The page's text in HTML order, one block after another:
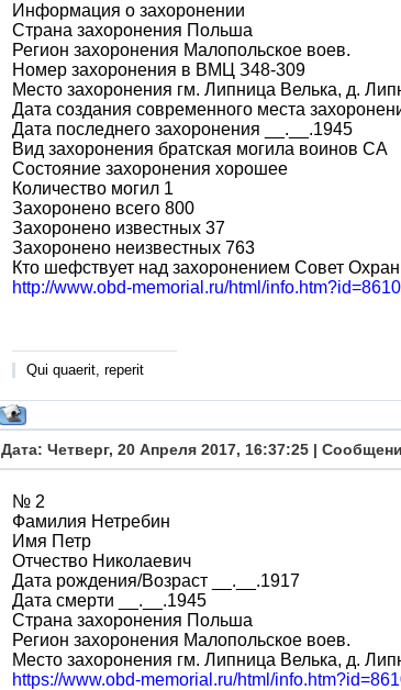
Информация о захоронении
Страна захоронения Польша
Регион захоронения Малопольское воев.
Номер захоронения в ВМЦ З48-309
Место захоронения гм. Липница Велька, д.
Дата создания современного места
Дата последнего захоронения __.__.1945
Вид захоронения братская могила воинов СА
Состояние захоронения хорошее
Количество могил 1
Захоронено всего 800
Захоронено известных 37
Захоронено неизвестных 763
Кто шефствует над захоронением Совет
http://www.obd-memorial.ru/html/
Qui quaerit, reperit
Дата: Четверг, 20 Апреля 2017, 16:37:25 |
№ 2
Фамилия Нетребин
Имя Петр
Отчество Николаевич
Дата рождения/Возраст __.__.1917
Дата смерти __.__.1945
Страна захоронения Польша
Регион захоронения Малопольское воев.
Место захоронения гм. Липница Велька, д.
https://www.obd-memorial.ru/html/